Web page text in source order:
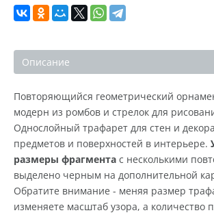
Описание
Повторяющийся геометрический
модерн из ромбов и стрелок для
Однослойный трафарет для стен и
предметов и поверхностей в интерьере.
размеры фрагмента с несколькими
выделено черным на дополнительной
Обратите внимание - меняя размер
изменяете масштаб узора, а количество